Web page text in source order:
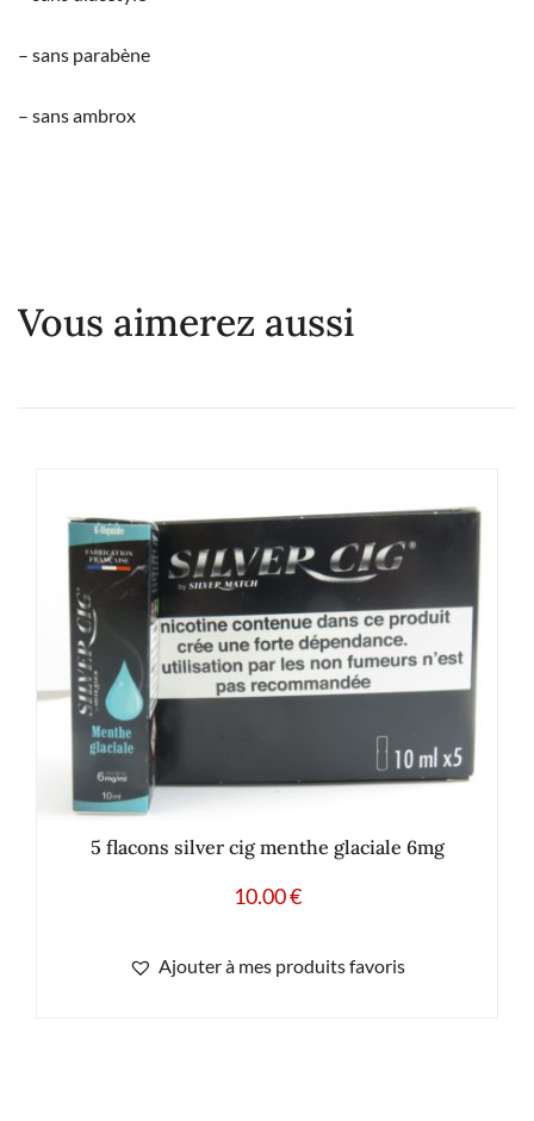
– sans parabène
– sans ambrox
Vous aimerez aussi
5 flacons silver cig menthe glaciale 6mg
10.00€
Ajouter à mes produits favoris